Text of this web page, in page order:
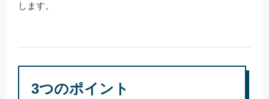
します。
3つのポイント